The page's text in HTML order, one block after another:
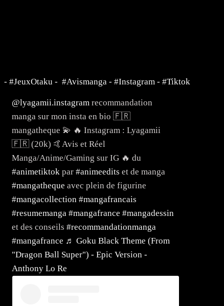
- #JeuxOtaku - #Avismanga - #Instagram - #Tiktok
@lyagamii.instagram recommandation
manga sur mon insta en bio 🇫🇷
mangatheque 💫 🔥 Instagram : Lyagamii
🇫🇷 (20k) 🤙Avis et Réel
Manga/Anime/Gaming sur IG 🔥 du
#animetiktok par #animeedits et de manga
#mangatheque avec plein de figurine
#mangacollection #mangafrancais
#resumemanga #mangafrance #mangadessin
et des conseils #recommandationmanga
#mangafrance ♬ Goku Black Theme (From
"Dragon Ball Super") - Epic Version -
Anthony Lo Re